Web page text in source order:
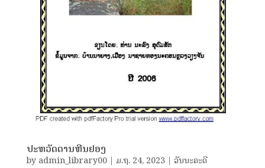
ປະຫວັດດານຫີນຢອງ
by admin_library00| ມ.ຖ. 24, 2023| ວັນນະຄະດີ